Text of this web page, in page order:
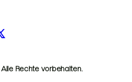
Alle Rechte vorbehalten.